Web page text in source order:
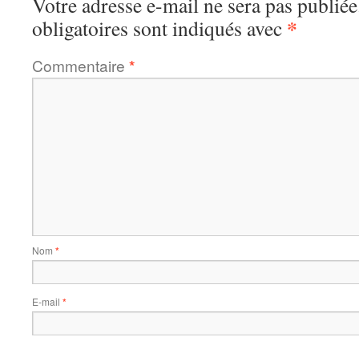
obligatoires sont indiqués avec *
Commentaire *
Nom *
E-mail *